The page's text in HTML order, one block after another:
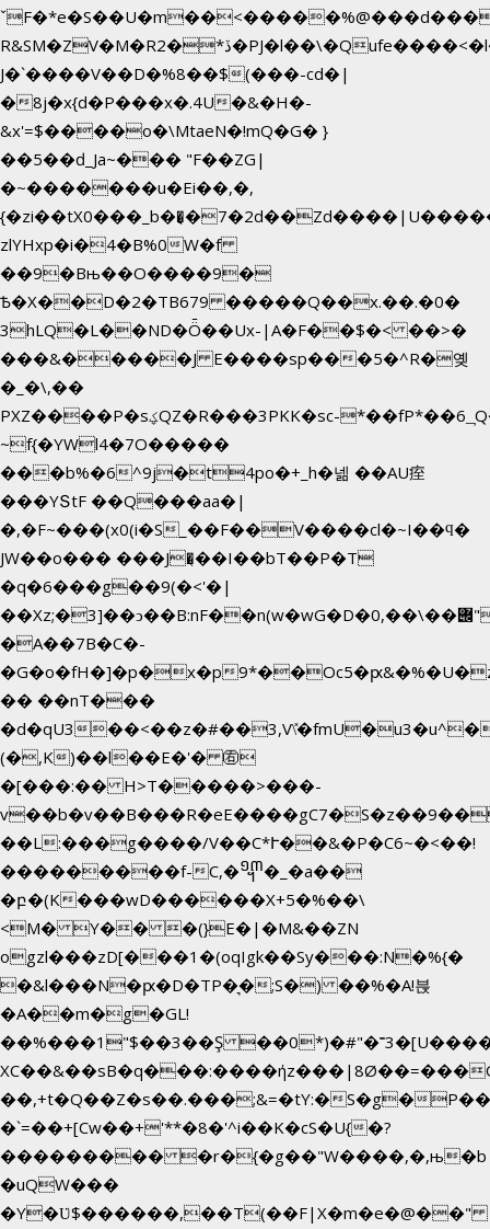
R&SM�ZV�M�R2�*ڏ�PJ�l��\�Qufe����<�l���
J�`����V��D�%8��$(���-cd�|
�8j�x{d�P���x�.4U�&�H�-
&x'=$����o�\MtaeN�!mQ�G� }
��5��ԁ_Ja~��� "F��ZG|
�~�������u�Ei��,�,
zlYHxp�i�4�B%0W�f
��9�Bњ��O����9�
Ѣ�X��D�2�TB679 �����Q��x.��.�0�
3hLQ�L��ND�Ȫ��Ux-|A�F��$�< ��>�
���&�����J E����sp���5�^R�옞
�_�\,��
PXZ����P�sؼQZ�R���3PKK�sc-*��fP*��6_̦Q���H�hl��a��j��dӤ�ܥ�Ք�7�)S�_3y��@�n-
~f{�YWl4�7O�����
���b%�6^9j�t4po�+_h�넮 ��AU痓
���YՏtF ��Q���aa�|
�,�F~���(x0(i�S_��F��V����cl�~I��ϥ�
JW��o��� ���J�̖��I��bT��P�T
�q�6���g��9(�<'�|
��Xz;�3]��ͻ��B:nF��n(w�wG�D�݌��\��,0"�
�A��7B�C�-
�G�o�fH�]�p�x�p
�� ��nT���
�d�qU3
(�,K)��l��E�'� ㊨
�[���:�� H>T�����>���-
��L:���g����/V��C*Ւ��&�P�C6~�<��!
���������f-C,�᧭�_�a��
�բ�(K���wD������X+5�%��\
<M� Y�� �(}E�|�M&��ZN
ogzl���zD[���1�(oqIgk��Sy���:N�%{�
�&l���N�ԗ�D�TP�͉�;S�) ��%�A!븑
�A��m�g�GL!
��%���1"$��3��Ş
��,+t�Q��Z�s��.���;&=�tY:�S�g�
�`=��+[Cw��+'**�8�'^i��K�cS�U{�?
��������� �r�{�g��"W����,�,њ�b
�uQW���
�Y�Ʋ$������,��T(��F|X�m�e�@��"